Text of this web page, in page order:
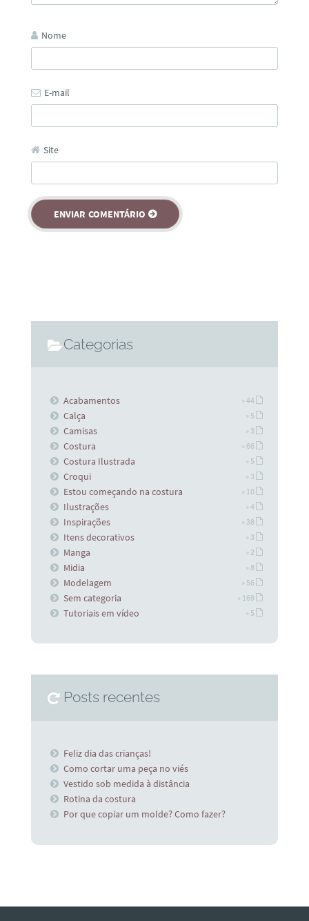
Nome
E-mail
Site
Categorias
Acabamentos » 44
Calça » 5
Camisas » 3
Costura » 66
Costura Ilustrada » 5
Croqui » 3
Estou começando na costura » 10
Ilustrações » 4
Inspirações » 38
Itens decorativos » 3
Manga » 2
Midia » 8
Modelagem » 56
Sem categoria » 169
Tutoriais em vídeo » 5
Posts recentes
Feliz dia das crianças!
Como cortar uma peça no viés
Vestido sob medida à distância
Rotina da costura
Por que copiar um molde? Como fazer?